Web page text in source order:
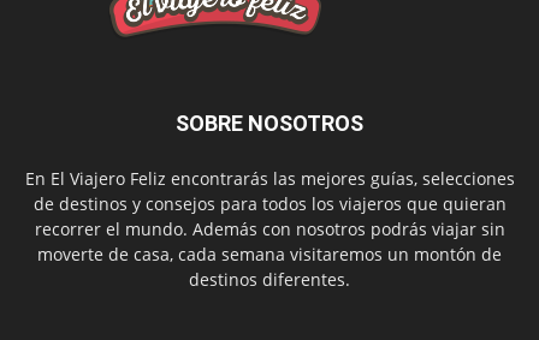
SOBRE NOSOTROS
En El Viajero Feliz encontrarás las mejores guías, selecciones
de destinos y consejos para todos los viajeros que quieran
recorrer el mundo. Además con nosotros podrás viajar sin
moverte de casa, cada semana visitaremos un montón de
destinos diferentes.